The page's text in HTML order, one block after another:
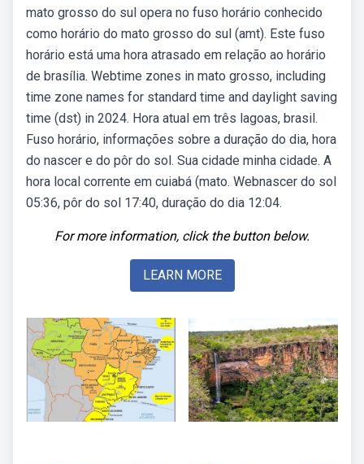
mato grosso do sul opera no fuso horário conhecido
como horário do mato grosso do sul (amt). Este fuso
horário está uma hora atrasado em relação ao horário
de brasília. Webtime zones in mato grosso, including
time zone names for standard time and daylight saving
time (dst) in 2024. Hora atual em três lagoas, brasil.
Fuso horário, informações sobre a duração do dia, hora
do nascer e do pôr do sol. Sua cidade minha cidade. A
hora local corrente em cuiabá (mato. Webnascer do sol
05:36, pôr do sol 17:40, duração do dia 12:04.
For more information, click the button below.
LEARN MORE